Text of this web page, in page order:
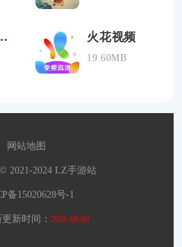
最新版 火花视频
19.60MB
网站地图
2021-2024 LZ手游站
备15020628号-1
新时间： 2026-08-09